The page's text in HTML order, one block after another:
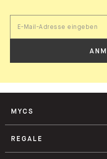
MYCS
REGALE